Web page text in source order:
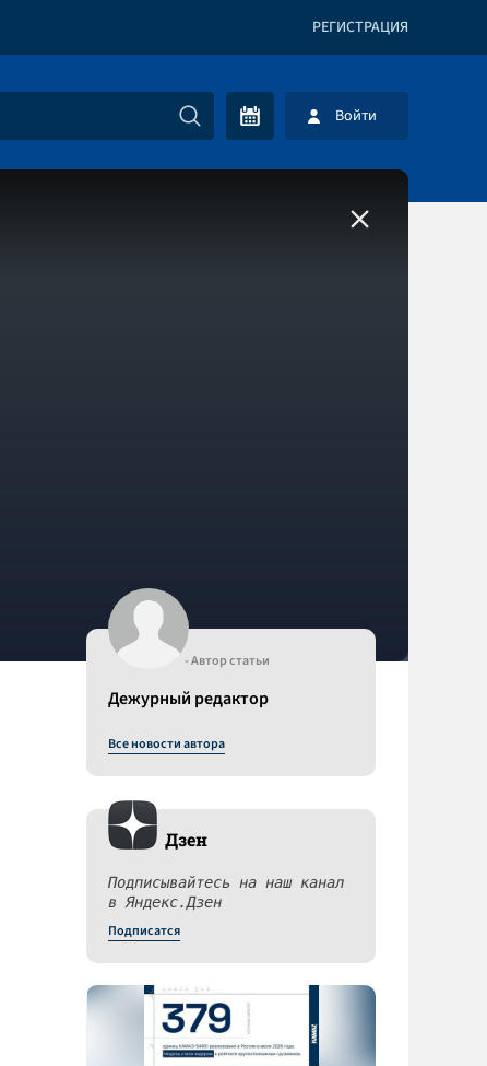
РЕГИСТРАЦИЯ
Войти
- Автор статьи
Дежурный редактор
Все новости автора
Дзен
Подписывайтесь на наш канал
в Яндекс.Дзен
Подписатся